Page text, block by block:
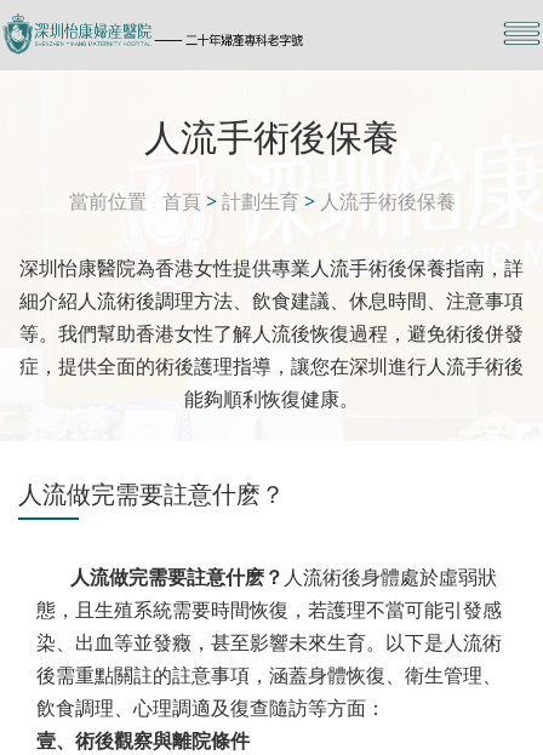
人流手術後保養
當前位置 首頁 >計劃生育> 人流手術後保養
深圳怡康醫院為香港女性提供專業人流手術後保養指南，詳
細介紹人流術後調理方法、飲食建議、休息時間、注意事項
等。我們幫助香港女性了解人流後恢復過程，避免術後併發
症，提供全面的術後護理指導，讓您在深圳進行人流手術後
能夠順利恢復健康。
人流做完需要註意什麽？
人流做完需要註意什麽？ 人流術後身體處於虛弱狀
態，且生殖系統需要時間恢復，若護理不當可能引發感
染、出血等並發癥，甚至影響未來生育。以下是人流術
後需重點關註的註意事項，涵蓋身體恢復、衛生管理、
飲食調理、心理調適及復查隨訪等方面：
壹、術後觀察與離院條件